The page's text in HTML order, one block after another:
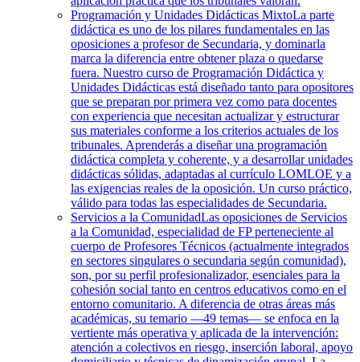
Programación y Unidades Didácticas MixtoLa parte
didáctica es uno de los pilares fundamentales en las
oposiciones a profesor de Secundaria, y dominarla
marca la diferencia entre obtener plaza o quedarse
fuera. Nuestro curso de Programación Didáctica y
Unidades Didácticas está diseñado tanto para opositores
que se preparan por primera vez como para docentes
con experiencia que necesitan actualizar y estructurar
sus materiales conforme a los criterios actuales de los
tribunales. Aprenderás a diseñar una programación
didáctica completa y coherente, y a desarrollar unidades
didácticas sólidas, adaptadas al currículo LOMLOE y a
las exigencias reales de la oposición. Un curso práctico,
válido para todas las especialidades de Secundaria.
Servicios a la ComunidadLas oposiciones de Servicios
a la Comunidad, especialidad de FP perteneciente al
cuerpo de Profesores Técnicos (actualmente integrados
en sectores singulares o secundaria según comunidad),
son, por su perfil profesionalizador, esenciales para la
cohesión social tanto en centros educativos como en el
entorno comunitario. A diferencia de otras áreas más
académicas, su temario —49 temas— se enfoca en la
vertiente más operativa y aplicada de la intervención:
atención a colectivos en riesgo, inserción laboral, apoyo